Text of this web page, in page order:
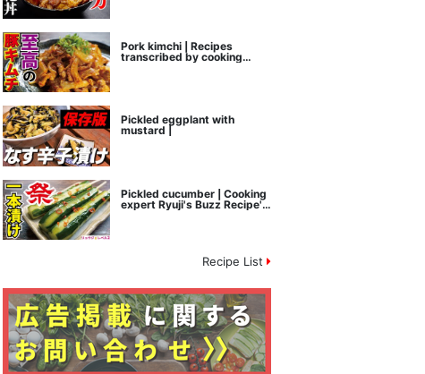
Pork kimchi | Recipes
transcribed by cooking
researcher Ryuji's Buzz
Pickled eggplant with
mustard |
Pickled cucumber | Cooking
expert Ryuji's Buzz Recipe's
recipe transcription
Recipe List